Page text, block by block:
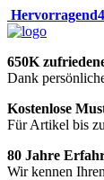
Hervorragend
650K
Dank
Kostenlose
Für Artikel bis
80 Jahre
Wir kennen